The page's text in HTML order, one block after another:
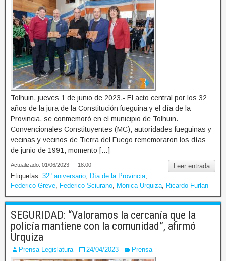
Tolhuin, jueves 1 de junio de 2023.- El acto central por los 32
años de la jura de la Constitución fueguina y el día de la
Provincia, se conmemoró en el municipio de Tolhuin.
Convencionales Constituyentes (MC), autoridades fueguinas y
vecinas y vecinos de Tierra del Fuego rememoraron los días
de junio de 1991, momento […]
Leer entrada
Actualizado: 01/06/2023 — 18:00
Etiquetas: 32° aniversario Día de la Provincia
Federico Greve
Federico Sciurano Monica Urquiza Ricardo Furlan
SEGURIDAD: “Valoramos la cercanía que la
policía mantiene con la comunidad”, afirmó
Urquiza
Prensa Legislatura 24/04/2023 Prensa